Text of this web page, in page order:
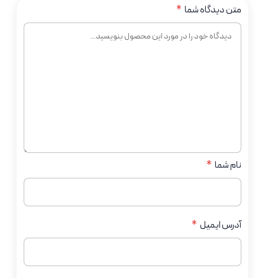
نام شما *
آدرس ایمیل *
متن دیدگاه شما *